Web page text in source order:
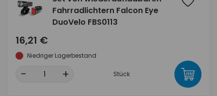
Fahrradlichtern Falcon Eye
DuoVelo FBS0113
16,21 €
Niedriger Lagerbestand
- + Stück